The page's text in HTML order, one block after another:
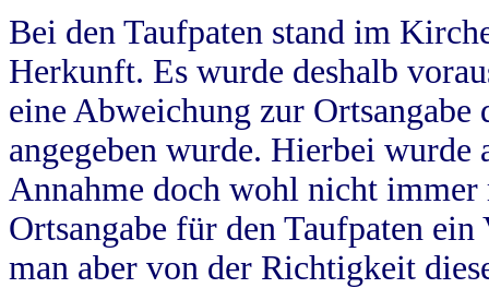
Bei den Taufpaten stand im
Herkunft. Es wurde deshalb
eine Abweichung zur
angegeben wurde. Hierbei wurde
Annahme doch wohl nicht
Ortsangabe für den Taufpaten
man aber von der Richtigkeit